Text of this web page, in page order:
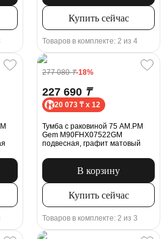
Купить сейчас
Товаров в комплекте: 2 из 4
277 080₸-18%
227 690 ₸
20 073 ₸ x 12
Тумба с раковиной 75 AM.PM
Gem M90FHX07522GM
подвесная, графит матовый
В корзину
Купить сейчас
Товаров в комплекте: 2 из 3